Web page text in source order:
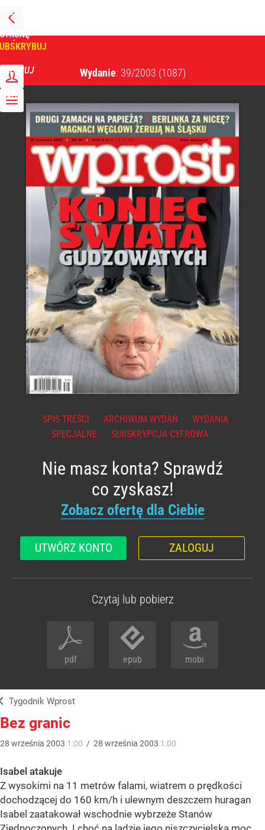
PRZEJDŹ
NA
STRONĘ
GŁÓWNĄ
ZALOGUJ
MENU
Wydanie: 39/2003 (1087)
SPIS TREŚCI ARCHIWUM WYDAŃ
WYDANIA
SPECJALNE
SUBSKRYPCJA CYFROWA
Nie masz konta? Sprawdź
co zyskasz!
Zobacz ofertę dla Ciebie
UTWÓRZ KONTO ZALOGUJ
Czytaj lub pobierz
pdf epub mobi
Tygodnik Wprost
Bez granic
28 września 2003 1:00 / 28 września 2003 1:00
Isabel atakuje
Z wysokimi na 11 metrów falami, wiatrem o prędkości
dochodzącej do 160 km/h i ulewnym deszczem huragan
Isabel zaatakował wschodnie wybrzeże Stanów